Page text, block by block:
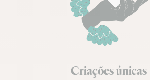
Criações únicas